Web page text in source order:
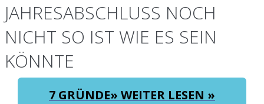
JAHRESABSCHLUSS NOCH
NICHT SO IST WIE ES SEIN
KÖNNTE
7 GRÜNDE» WEITER LESEN »